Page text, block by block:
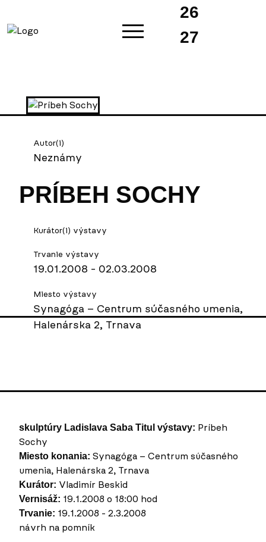
26
27
Autor(i)
Neznámy
PRÍBEH SOCHY
Kurátor(i) výstavy
Trvanie výstavy
19.01.2008 - 02.03.2008
Miesto výstavy
Synagóga – Centrum súčasného umenia,
Halenárska 2, Trnava
skulptúry Ladislava Saba Titul výstavy: Príbeh
Sochy
Miesto konania: Synagóga – Centrum súčasného
umenia, Halenárska 2, Trnava
Kurátor: Vladimír Beskid
Vernisáž: 19.1.2008 o 18:00 hod
Trvanie: 19.1.2008 - 2.3.2008
návrh na pomník